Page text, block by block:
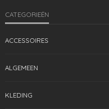
CATEGORIEËN
ACCESSOIRES
ALGEMEEN
KLEDING